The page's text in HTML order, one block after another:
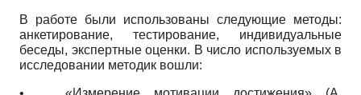
В работе были использованы следующие методы:
анкетирование, тестирование, индивидуальные
беседы, экспертные оценки. В число используемых в
исследовании методик вошли: